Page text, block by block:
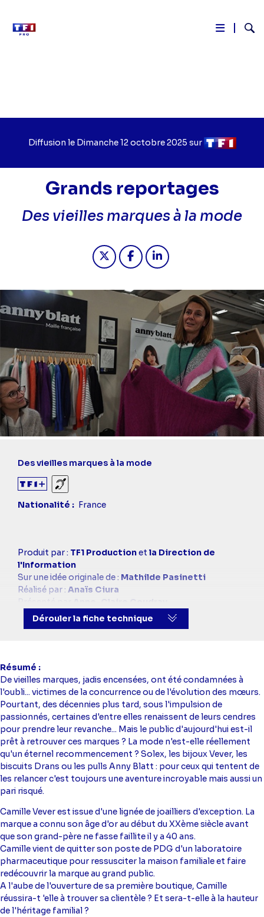
Diffusion le Jour
diffusion
Dimanche 12 octobre 2025 sur Chaîne
diffusion
Grands reportages
Des vieilles marques à la mode
Partager "2025-10-12 14:50 -
Partager "2025-10-12 14:50
Des vieilles marques à la mode
Sourds et malentendants
Nationalité
France
Casting
simba
Produit par : TF1 Productionet la Direction de
l'Information
Sur une idée originale de : Mathilde Pasinetti
Réalisé par : Anaïs Ciura
Présenté par
Images :
Antoine Schmidt
Dérouler la fiche technique
Résumé
De vieilles marques, jadis encensées, ont été condamnées à
l'oubli... victimes de la concurrence ou de l'évolution des mœurs.
Pourtant, des décennies plus tard, sous l'impulsion de
passionnés, certaines d'entre elles renaissent de leurs cendres
pour prendre leur revanche... Mais le public d'aujourd'hui est-il
prêt à retrouver ces marques ? La mode n'est-elle réellement
qu'un éternel recommencement ? Solex, les bijoux Vever, les
biscuits Drans ou les pulls Anny Blatt : pour ceux qui tentent de
les relancer c'est toujours une aventure incroyable mais aussi un
pari risqué.
Camille Vever est issue d'une lignée de joailliers d'exception. La
marque a connu son âge d'or au début du XXème siècle avant
que son grand-père ne fasse faillite il y a 40 ans.
Camille vient de quitter son poste de PDG d'un laboratoire
pharmaceutique pour ressusciter la maison familiale et faire
redécouvrir la marque au grand public.
A l'aube de l'ouverture de sa première boutique, Camille
réussira-t 'elle à trouver sa clientèle ? Et sera-t-elle à la hauteur
de l'héritage familial ?